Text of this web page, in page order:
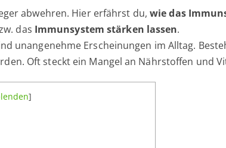
abwehren. Hier erfährst du, wie das
das Immunsystem stärken lassen.
unangenehme Erscheinungen im Alltag.
Oft steckt ein Mangel an Nährstoffen und
]